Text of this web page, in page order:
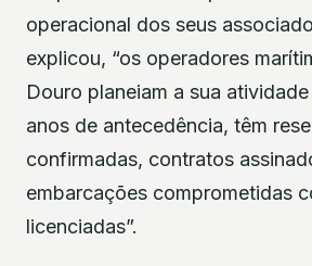
operacional dos seus
explicou, “os operadores
Douro planeiam a sua
anos de antecedência, têm
confirmadas, contratos
embarcações comprometidas
licenciadas”.